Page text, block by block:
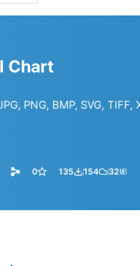
Chart
PNG, BMP, SVG, TIFF,
0 135 154 32㎆︎